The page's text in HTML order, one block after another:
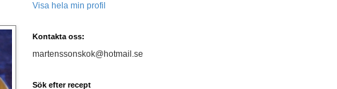
Visa hela min profil
Kontakta oss:
martenssonskok@hotmail.se
Sök efter recept